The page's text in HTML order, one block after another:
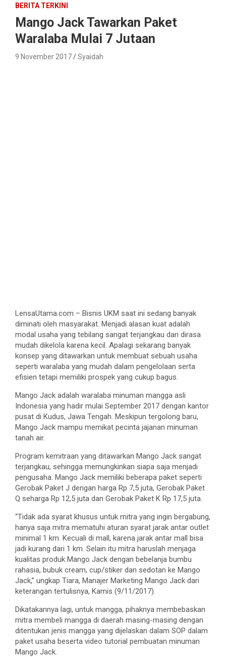
BERITA TERKINI
Mango Jack Tawarkan Paket
Waralaba Mulai 7 Jutaan
9 November 2017 Syaidah
LensaUtama.com – Bisnis UKM saat ini sedang banyak
diminati oleh masyarakat. Menjadi alasan kuat adalah
modal usaha yang tebilang sangat terjangkau dan dirasa
mudah dikelola karena kecil. Apalagi sekarang banyak
konsep yang ditawarkan untuk membuat sebuah usaha
seperti waralaba yang mudah dalam pengelolaan serta
efisien tetapi memiliki prospek yang cukup bagus.
Mango Jack adalah waralaba minuman mangga asli
Indonesia yang hadir mulai September 2017 dengan kantor
pusat di Kudus, Jawa Tengah. Meskipun tergolong baru,
Mango Jack mampu memikat pecinta jajanan minuman
tanah air.
Program kemitraan yang ditawarkan Mango Jack sangat
terjangkau, sehingga memungkinkan siapa saja menjadi
pengusaha. Mango Jack memiliki beberapa paket seperti
Gerobak Paket J dengan harga Rp 7,5 juta, Gerobak Paket
Q seharga Rp 12,5 juta dan Gerobak Paket K Rp 17,5 juta.
“Tidak ada syarat khusus untuk mitra yang ingin bergabung,
hanya saja mitra mematuhi aturan syarat jarak antar outlet
minimal 1 km. Kecuali di mall, karena jarak antar mall bisa
jadi kurang dari 1 km. Selain itu mitra haruslah menjaga
kualitas produk Mango Jack dengan bebelanja bumbu
rahasia, bubuk cream, cup/stiker dan sedotan ke Mango
Jack,” ungkap Tiara, Manajer Marketing Mango Jack dari
keterangan tertulisnya, Kamis (9/11/2017).
Dikatakannya lagi, untuk mangga, pihaknya membebaskan
mitra membeli mangga di daerah masing-masing dengan
ditentukan jenis mangga yang dijelaskan dalam SOP dalam
paket usaha beserta video tutorial pembuatan minuman
Mango Jack.